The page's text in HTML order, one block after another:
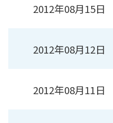
2012年08月15日
2012年08月12日
2012年08月11日